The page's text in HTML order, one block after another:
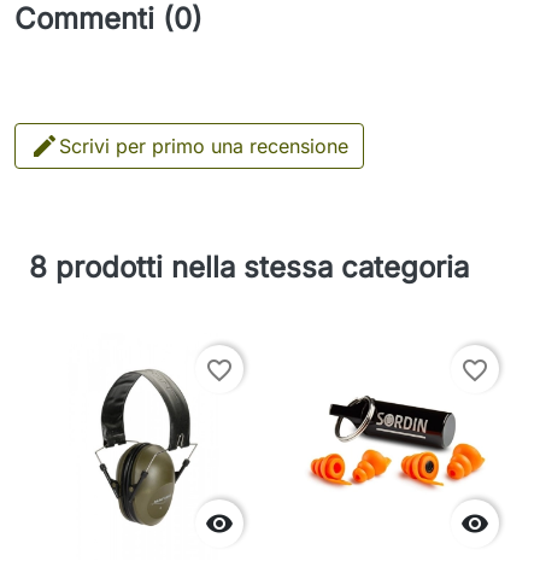
Commenti (0)
 Scrivi per primo una recensione
8 prodotti nella stessa categoria

favorite_border

favorite_border